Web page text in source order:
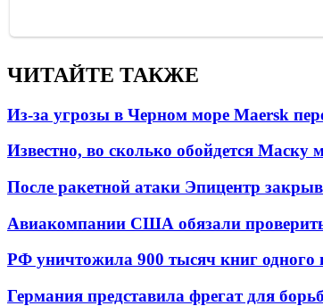
ЧИТАЙТЕ ТАКЖЕ
Из-за угрозы в Черном море Maersk
Известно, во сколько обойдется Маску
После ракетной атаки Эпицентр
Авиакомпании США обязали
РФ уничтожила 900 тысяч книг одного
Германия представила фрегат для